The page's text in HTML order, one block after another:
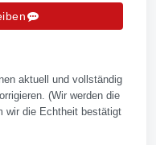
aktuell und vollständig
(Wir werden die
wir die Echtheit bestätigt